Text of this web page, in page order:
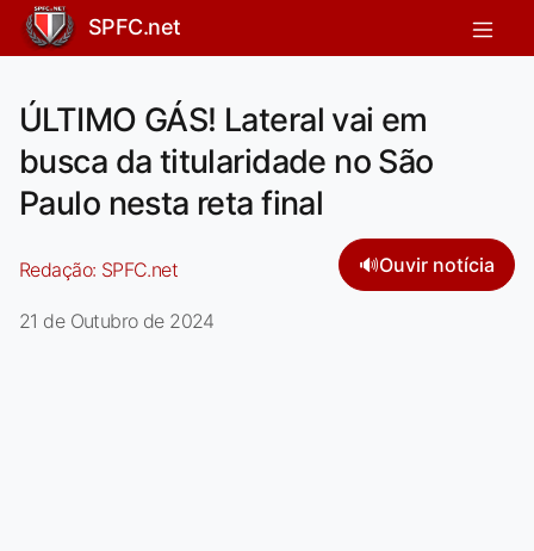
SPFC.net
ÚLTIMO GÁS! Lateral vai em
busca da titularidade no São
Paulo nesta reta final
Redação: SPFC.net 🔊Ouvir notícia
21 de Outubro de 2024